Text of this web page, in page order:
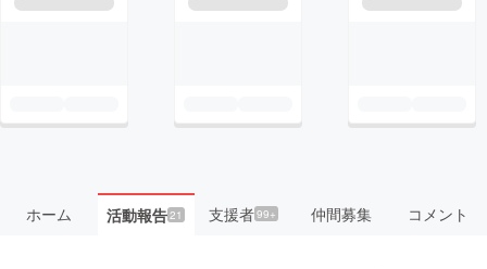
ホーム 活動報告21 支援者99+ 仲間募集 コメント